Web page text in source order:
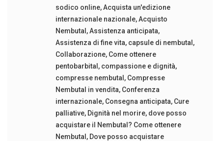
sodico online,Acquista un'edizione
internazionale nazionale,Acquisto
Nembutal ,Assistenza anticipata,
Assistenza di fine vita, capsule di nembutal ,
Collaborazione, Come ottenere
pentobarbital , compassione e dignità,
compresse nembutal , Compresse
Nembutal in vendita, Conferenza
internazionale, Consegna anticipata, Cure
palliative, Dignità nel morire, dove posso
acquistare il Nembutal? Come ottenere
Nembutal , Dove posso acquistare